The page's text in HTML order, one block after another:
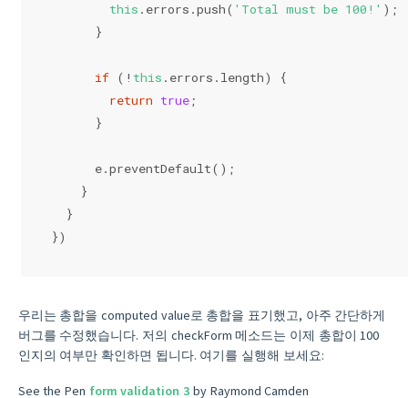
this .errors.push( 'Total must be 100!' );
      }
if (! this .errors.length) {
return true;
      }
      e.preventDefault();
    }
  }
})
우리는 총합을 computed value로 총합을 표기했고, 아주 간단하게
버그를 수정했습니다. 저의 checkForm 메소드는 이제 총합이 100
인지의 여부만 확인하면 됩니다. 여기를 실행해 보세요:
See the Pen form validation 3 by Raymond Camden